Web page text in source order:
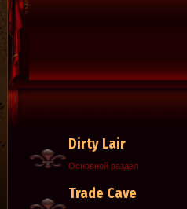
Dirty Lair
Основной раздел
Trade Cave